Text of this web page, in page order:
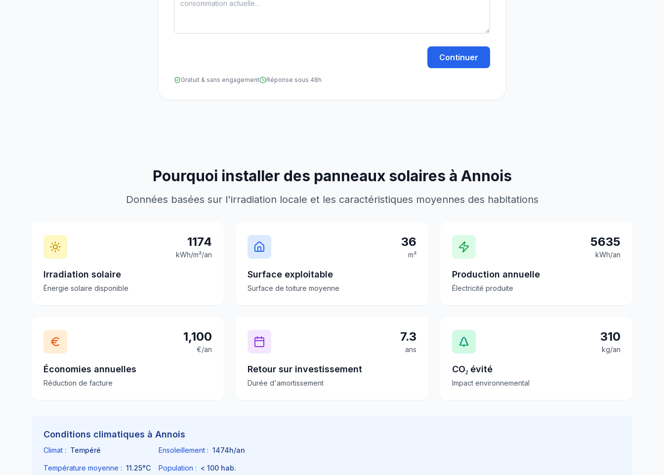
Continuer
Gratuit & sans engagement Réponse sous 48h
Pourquoi installer des panneaux solaires à Annois
Données basées sur l'irradiation locale et les caractéristiques moyennes des habitations
1174
kWh/m²/an
Irradiation solaire
Énergie solaire disponible
36
m²
Surface exploitable
Surface de toiture moyenne
5635
kWh/an
Production annuelle
Électricité produite
1,100
€/an
Économies annuelles
Réduction de facture
7.3
ans
Retour sur investissement
Durée d'amortissement
310
kg/an
CO₂ évité
Impact environnemental
Conditions climatiques à Annois
Climat : Tempéré Ensoleillement : 1474h/an
Température moyenne : 11.25°C Population : < 100 hab.